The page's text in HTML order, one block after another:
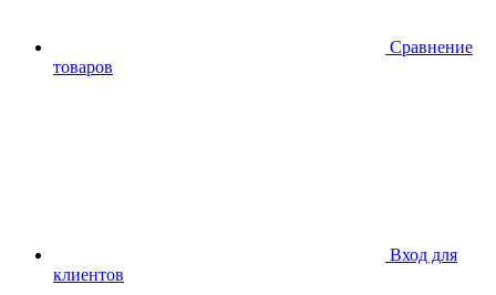
Сравнение
товаров
Вход для
клиентов